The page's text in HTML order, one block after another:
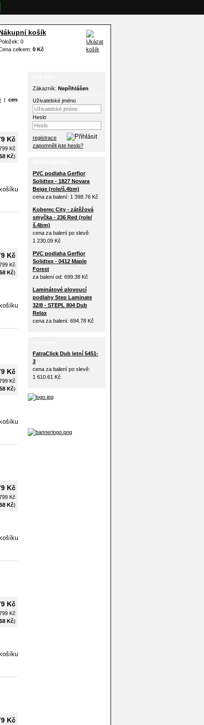
košík
0
celkem: 0 Kč
| cena
Kč
Kč
Kč)
Kč
Kč
Kč)
Kč
Kč
Kč)
Kč
Kč
Kč)
Kč
Kč
Kč)
Kč
Zákazník: Nepřihlášen
Uživatelské jméno
Heslo
registrace
zapomněli jste heslo?
PVC podlaha Gerflor
Solidtex - 1827 Novara
Beige (role/š.4bm)
cena za balení: 1 398.76 Kč
Koberec City - zátěžová
smyčka - 236 Red (role/
š.4bm)
cena za balení po slevě:
1 230.09 Kč
PVC podlaha Gerflor
Solidtex - 0412 Maple
Forest
za balení od: 699.38 Kč
Laminátové plovoucí
podlahy Step Laminate
32/8 - STEPL 804 Dub
Relax
cena za balení: 694.78 Kč
FatraClick Dub letní 5451-
3
cena za balení po slevě:
1 610.61 Kč